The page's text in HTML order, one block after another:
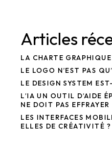
Articles
LA CHARTE
LE LOGO N’EST PAS
LE DESIGN SYSTEM
L’IA UN OUTIL D’AIDE
NE DOIT PAS EFFRAYER
LES INTERFACES
ELLES DE CRÉATIVITÉ ?